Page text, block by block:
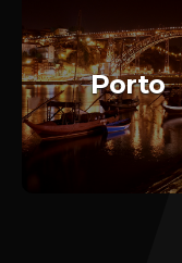
Porto